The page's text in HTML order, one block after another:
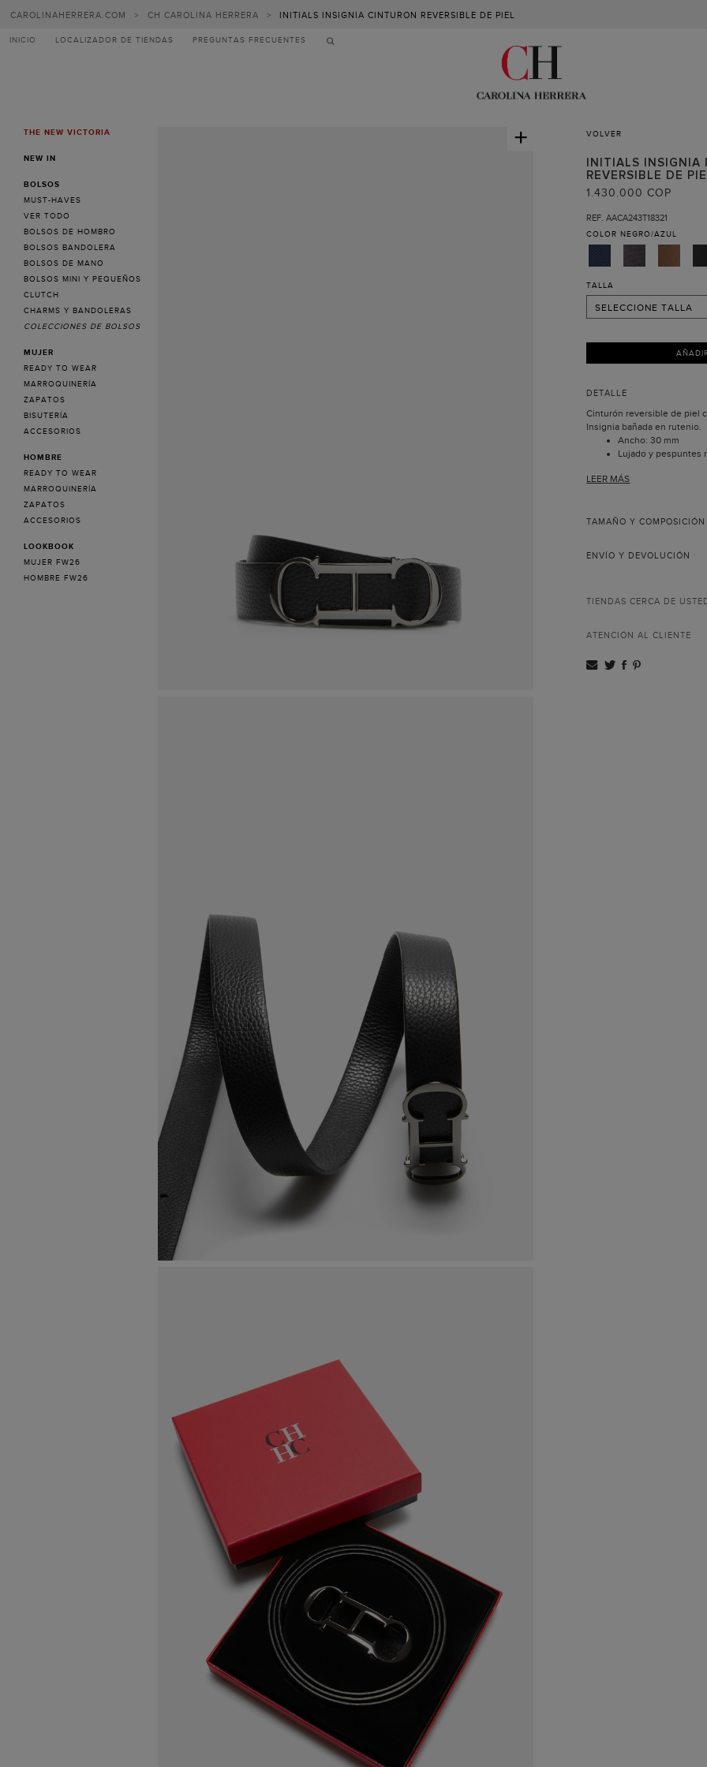
CAROLINAHERRERA.COM > CH CAROLINA HERRERA > INITIALS INSIGNIA CINTURON REVERSIBLE DE PIEL
INICIO LOCALIZADOR DE TIENDAS PREGUNTAS FRECUENTES
MENUTHE NEW VICTORIA
NEW IN
BOLSOS
MUST-HAVES
VER TODO
BOLSOS DE HOMBRO
BOLSOS BANDOLERA
BOLSOS DE MANO
BOLSOS MINI Y PEQUEÑOS
CLUTCH
CHARMS Y BANDOLERAS
COLECCIONES DE BOLSOS
MUJER
READY TO WEAR
MARROQUINERÍA
ZAPATOS
BISUTERÍA
ACCESORIOS
HOMBRE
READY TO WEAR
MARROQUINERÍA
ZAPATOS
ACCESORIOS
LOOKBOOK
MUJER FW26
HOMBRE FW26
+ VOLVER
INITIALS INSIGNIA
REVERSIBLE DE
1.430.000 COP
REF. AACA243T18321
COLOR NEGRO/AZUL
TALLA
SELECCIONE TALLA
90
100
110
DETALLE
Cinturón reversible de piel
Insignia bañada en rutenio.
Ancho: 30 mm
Lujado y pespuntes
La colección Insignia nace
hebilla de este exclusivo
LEER MÁS
TAMAÑO Y COMPOSICIÓN
ENVÍO Y DEVOLUCIÓN
TIENDAS CERCA DE
ATENCIÓN AL CLIENTE